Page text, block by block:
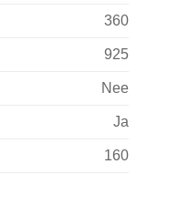
360
925
Nee
Ja
160